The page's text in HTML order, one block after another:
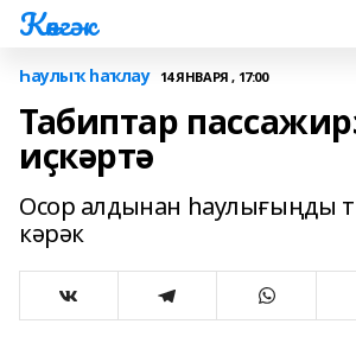
Көнгәк
Һаулыҡ һаҡлау 14 ЯНВАРЯ , 17:00
Табиптар
иҫкәртә
Осор алдынан һаулығыңды
кәрәк